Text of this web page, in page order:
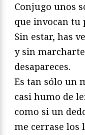
Conjugo unos
que invocan tu
Sin estar, has
y sin
desapareces.
Es tan sólo un
casi humo de
como si un
me cerrase los